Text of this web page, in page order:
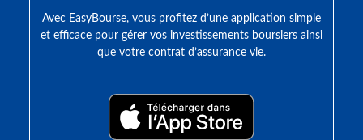
Avec EasyBourse, vous profitez d’une application simple
et efficace pour gérer vos investissements boursiers ainsi
que votre contrat d’assurance vie.